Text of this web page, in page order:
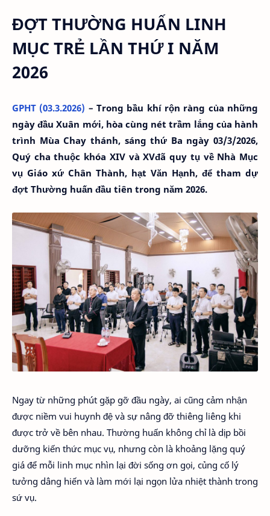
ĐỢT THƯỜNG HUẤN LINH
MỤC TRẺ LẦN THỨ I NĂM
2026
GPHT (03.3.2026) – Trong bầu khí rộn ràng của những
ngày đầu Xuân mới, hòa cùng nét trầm lắng của hành
trình Mùa Chay thánh, sáng thứ Ba ngày 03/3/2026,
Quý cha thuộc khóa XIV và XVđã quy tụ về Nhà Mục
vụ Giáo xứ Chân Thành, hạt Văn Hạnh, để tham dự
đợt Thường huấn đầu tiên trong năm 2026.
Ngay từ những phút gặp gỡ đầu ngày, ai cũng cảm nhận
được niềm vui huynh đệ và sự nâng đỡ thiêng liêng khi
được trở về bên nhau. Thường huấn không chỉ là dịp bồi
dưỡng kiến thức mục vụ, nhưng còn là khoảng lặng quý
giá để mỗi linh mục nhìn lại đời sống ơn gọi, củng cố lý
tưởng dâng hiến và làm mới lại ngọn lửa nhiệt thành trong
sứ vụ.